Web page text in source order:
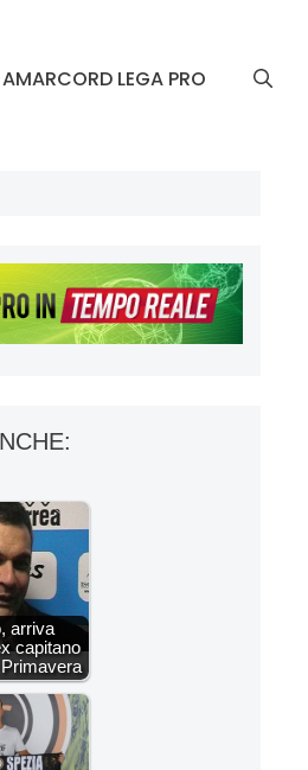
AMARCORD LEGA PRO
arriva
capitano